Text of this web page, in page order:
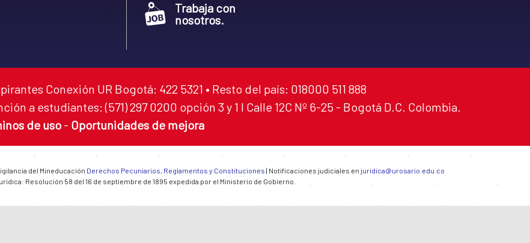
Trabaja con
nosotros.
Conexión UR Bogotá: 422 5321 • Resto del país: 018000 511 888
a estudiantes: (571) 297 0200 opción 3 y 1 I Calle 12C Nº 6-25 - Bogotá D.C. Colombia.
de uso - Oportunidades de mejora
del Mineducación Derechos Pecuniarios, Reglamentos y Constituciones | Notificaciones judiciales en juridica@urosario.edu.co
Resolución 58 del 16 de septiembre de 1895 expedida por el Ministerio de Gobierno.